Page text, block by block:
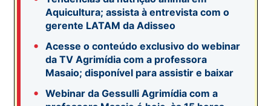
Aquicultura; assista à entrevista com o
gerente LATAM da Adisseo
• Acesse o conteúdo exclusivo do webinar
da TV Agrimídia com a professora
Masaio; disponível para assistir e baixar
• Webinar da Gessulli Agrimídia com a